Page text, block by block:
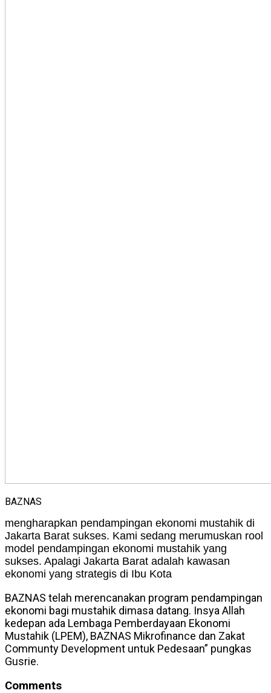
BAZNAS
mengharapkan pendampingan ekonomi mustahik di
Jakarta Barat sukses. Kami sedang merumuskan rool
model pendampingan ekonomi mustahik yang
sukses. Apalagi Jakarta Barat adalah kawasan
ekonomi yang strategis di Ibu Kota
BAZNAS telah merencanakan program pendampingan
ekonomi bagi mustahik dimasa datang. Insya Allah
kedepan ada Lembaga Pemberdayaan Ekonomi
Mustahik (LPEM), BAZNAS Mikrofinance dan Zakat
Communty Development untuk Pedesaan” pungkas
Gusrie.
Comments